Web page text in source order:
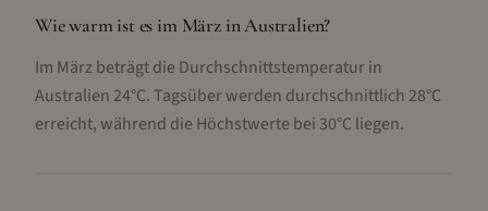
Wie warm ist es im März in Australien?
Im März beträgt die Durchschnittstemperatur in
Australien 24°C. Tagsüber werden durchschnittlich 28°C
erreicht, während die Höchstwerte bei 30°C liegen.